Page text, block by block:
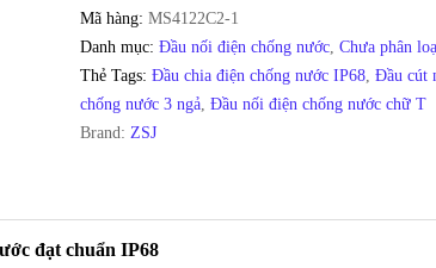
trời
phân
nhánh
chữ
T
nước
Mã hàng: MS4122C2-1
Danh mục: Đầu nối điện chống nước, Chưa phân
Thẻ Tags: Đầu chia điện chống nước IP68, Đầu cút
chống nước 3 ngả, Đầu nối điện chống nước chữ T
Brand: ZSJ
đạt chuẩn IP68